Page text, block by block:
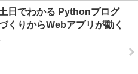
日でわかる Pythonプログ
くりからWebアプリが動く